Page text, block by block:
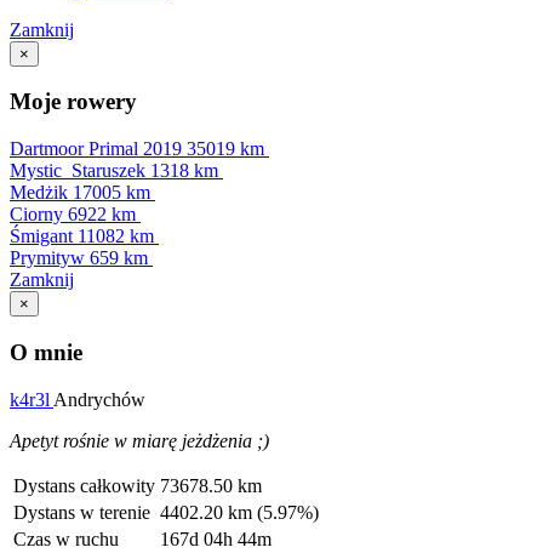
Zamknij
×
Moje rowery
Dartmoor Primal 2019 35019 km
Mystic_Staruszek 1318 km
Medżik 17005 km
Ciorny 6922 km
Śmigant 11082 km
Prymityw 659 km
Zamknij
×
O mnie
k4r3l Andrychów
Apetyt rośnie w miarę jeżdżenia ;)
Dystans całkowity 73678.50 km
Dystans w terenie 4402.20 km (5.97%)
Czas w ruchu
167d 04h 44m